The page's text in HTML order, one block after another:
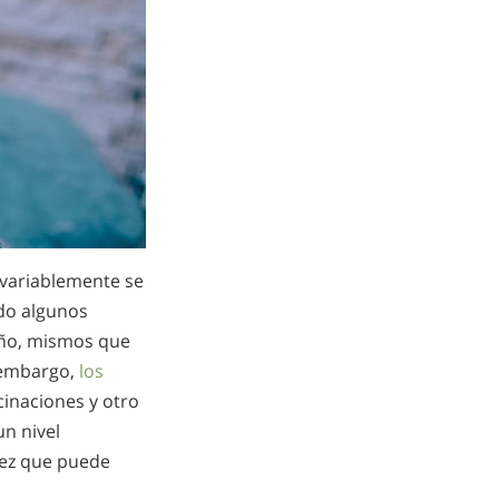
se
algunos
mismos que
los
y otro
nivel
que puede